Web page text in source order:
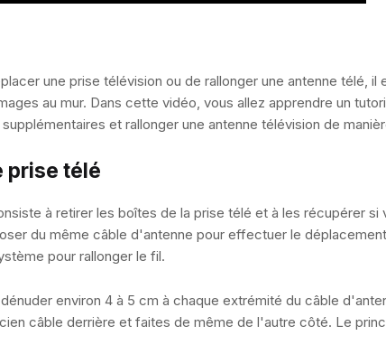
une prise télévision ou de rallonger une antenne télé,
au mur. Dans cette vidéo, vous allez apprendre un
et rallonger une antenne télévision de
prise télé
à retirer les boîtes de la prise télé et à les récupérer
du même câble d'antenne pour effectuer le
pour rallonger le fil.
environ 4 à 5 cm à chaque extrémité du câble
câble derrière et faites de même de l'autre côté. Le